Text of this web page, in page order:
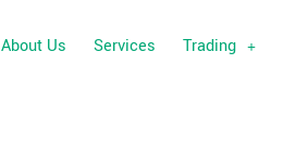
About Us Services Trading